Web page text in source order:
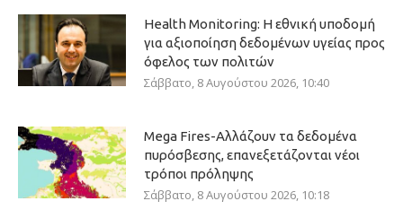
Health Monitoring: Η εθνική υποδομή
για αξιοποίηση δεδομένων υγείας προς
όφελος των πολιτών
Σάββατο, 8 Αυγούστου 2026, 10:40
Mega Fires-Αλλάζουν τα δεδομένα
πυρόσβεσης, επανεξετάζονται νέοι
τρόποι πρόληψης
Σάββατο, 8 Αυγούστου 2026, 10:18